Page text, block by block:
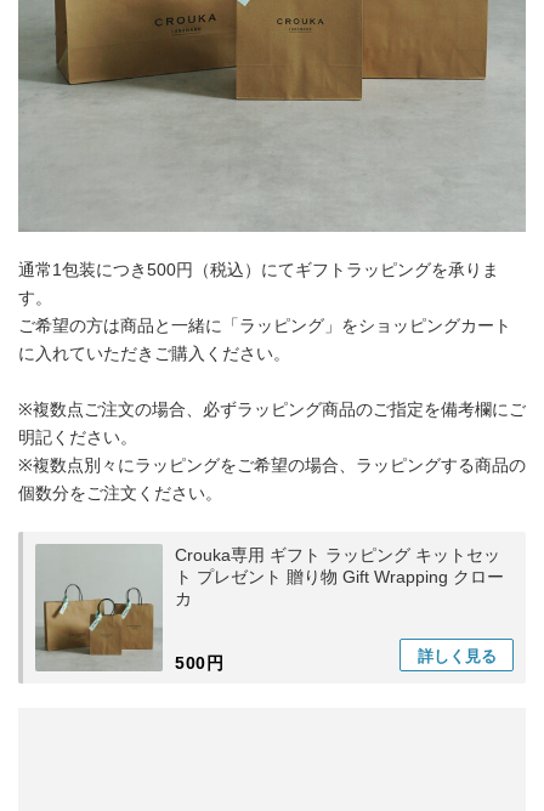
通常1包装につき500円（税込）にてギフトラッピングを承りま
す。
ご希望の方は商品と一緒に「ラッピング」をショッピングカート
に入れていただきご購入ください。
※複数点ご注文の場合、必ずラッピング商品のご指定を備考欄にご
明記ください。
※複数点別々にラッピングをご希望の場合、ラッピングする商品の
個数分をご注文ください。
Crouka専用 ギフト ラッピング キットセッ
ト プレゼント 贈り物 Gift Wrapping クロー
カ
500円 詳しく 見る